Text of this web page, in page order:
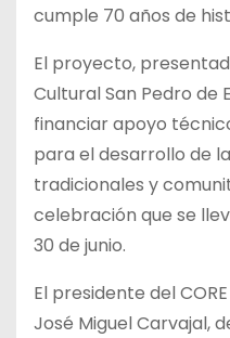
cumple 70 años de
El proyecto,
Cultural San Pedro de
financiar apoyo
para el desarrollo de
tradicionales y
celebración que se
30 de junio.
El presidente del
José Miguel Carvajal,